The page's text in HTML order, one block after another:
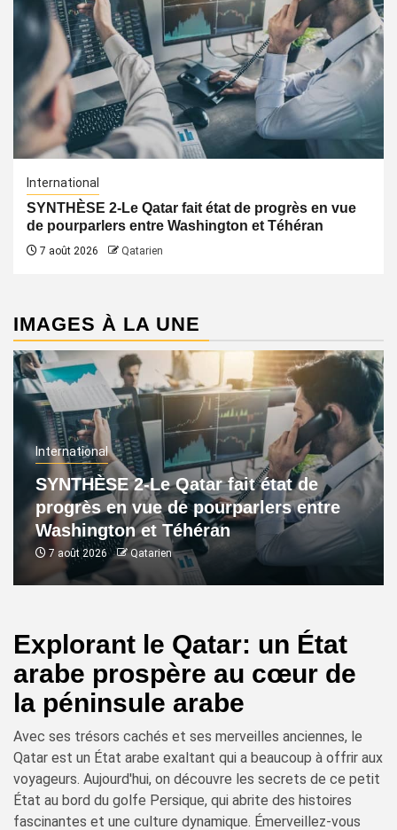
International
SYNTHÈSE 2-Le Qatar fait état de progrès en vue
de pourparlers entre Washington et Téhéran
7 août 2026 Qatarien
IMAGES À LA UNE
International
SYNTHÈSE 2-Le Qatar fait état de
progrès en vue de pourparlers entre
Washington et Téhéran
7 août 2026 Qatarien
Explorant le Qatar: un État
arabe prospère au cœur de
la péninsule arabe
Avec ses trésors cachés et ses merveilles anciennes, le
Qatar est un État arabe exaltant qui a beaucoup à offrir aux
voyageurs. Aujourd'hui, on découvre les secrets de ce petit
État au bord du golfe Persique, qui abrite des histoires
fascinantes et une culture dynamique. Émerveillez-vous